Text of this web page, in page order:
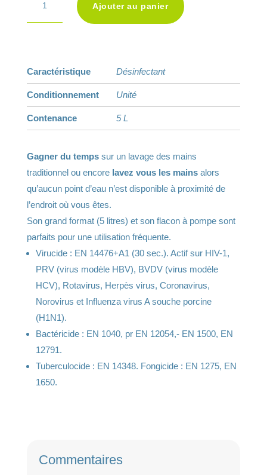
Litres
Ajouter au panier
l
t
e
:
Caractéristique Désinfectant
Conditionnement Unité
Contenance 5 L
Gagner du tempssur un lavage des mains
traditionnel ou encorelavez vous les mainsalors
qu’aucun point d’eau n’est disponible à proximité de
l’endroit où vous êtes.
Son grand format (5 litres) et son flacon à pompe sont
parfaits pour une utilisation fréquente.
Virucide : EN 14476+A1 (30 sec.). Actif sur HIV-1,
PRV (virus modèle HBV), BVDV (virus modèle
HCV), Rotavirus, Herpès virus, Coronavirus,
Norovirus et Influenza virus A souche porcine
(H1N1).
Bactéricide : EN 1040, pr EN 12054,- EN 1500, EN
12791.
Tuberculocide : EN 14348. Fongicide : EN 1275, EN
1650.
Commentaires